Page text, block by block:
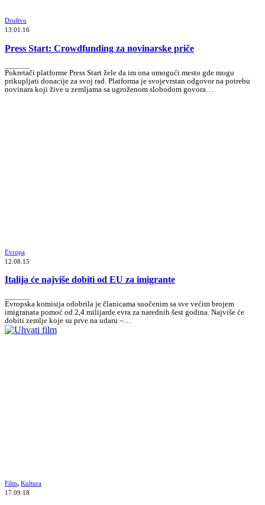
Društvo
13.01.16
Press Start: Crowdfunding za novinarske priče
Pokretači platforme Press Start žele da im ona omogući mesto gde mogu
prikupljati donacije za svoj rad. Platforma je svojevrstan odgovor na potrebu
novinara koji žive u zemljama sa ugroženom slobodom govora…
Evropa
12.08.15
Italija će najviše dobiti od EU za imigrante
Evropska komisija odobrila je članicama suočenim sa sve većim brojem
imigranata pomoć od 2,4 milijarde evra za narednih šest godina. Najviše će
dobiti zemlje koje su prve na udaru –…
Film, Kultura
17.09.18